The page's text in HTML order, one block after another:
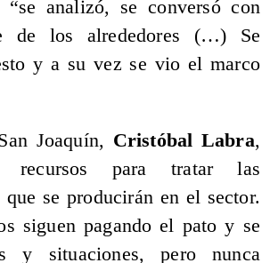
“se analizó, se conversó con
de los alrededores (…) Se
y a su vez se vio el marco
Joaquín, Cristóbal Labra,
recursos para tratar las
se producirán en el sector.
siguen pagando el pato y se
y situaciones, pero nunca